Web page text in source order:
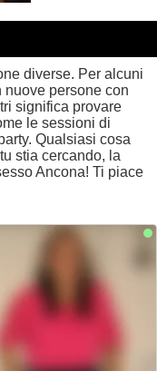
diverse. Per alcuni
persone con
significa provare
le sessioni di
Qualsiasi cosa
stia cercando, la
Ancona! Ti piace